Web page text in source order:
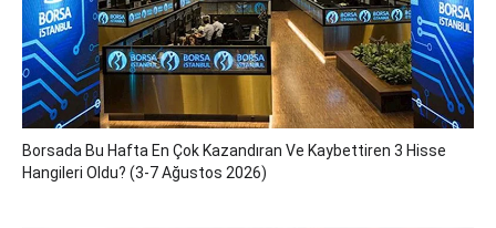
Borsada Bu Hafta En Çok Kazandıran Ve Kaybettiren 3 Hisse
Hangileri Oldu? (3-7 Ağustos 2026)